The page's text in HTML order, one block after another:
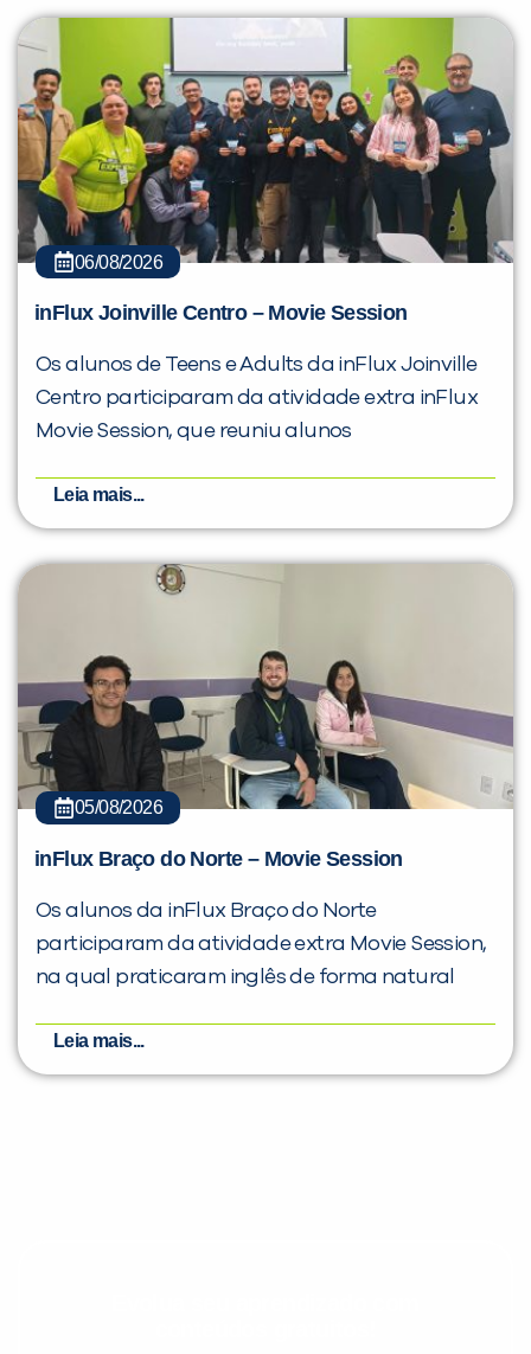
06/08/2026
inFlux Joinville Centro – Movie Session
Os alunos de Teens e Adults da inFlux Joinville
Centro participaram da atividade extra inFlux
Movie Session, que reuniu alunos
Leia mais...
05/08/2026
inFlux Braço do Norte – Movie Session
Os alunos da inFlux Braço do Norte
participaram da atividade extra Movie Session,
na qual praticaram inglês de forma natural
Leia mais...